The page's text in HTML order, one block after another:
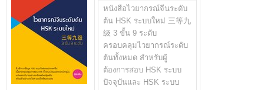
หนังสือไวยากรณ์จีนระดับ
ต้น HSK ระบบใหม่ 三等九
级 3 ขั้น 9 ระดับ
ครอบคลุมไวยากรณ์ระดับ
ต้นทั้งหมด สำหรับผู้
ต้องการสอบ HSK ระบบ
ปัจจุบันและ HSK ระบบ